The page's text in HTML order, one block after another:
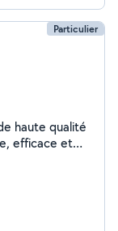
Particulier
haute qualité
Les
pas peur